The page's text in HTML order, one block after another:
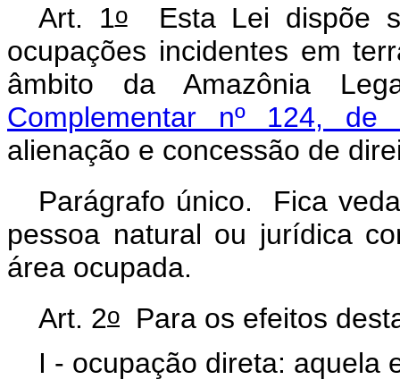
Art. 1oEsta Lei dispõe
ocupações incidentes em
âmbito da Amazônia
Complementar nº 124,
alienação e concessão de
Parágrafo único. Fica
pessoa natural ou jurídica
área ocupada.
Art. 2o Para os efeitos
I - ocupação direta: aquela